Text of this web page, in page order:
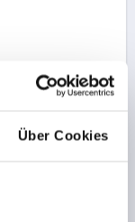
Über Cookies
FORM:A,
1,5
C=25 D=25